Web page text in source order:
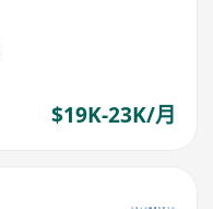
$19K-23K/月